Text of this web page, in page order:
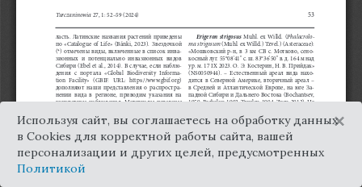
Используя сайт, вы соглашаетесь на обработку данных
в Cookies для корректной работы сайта, вашей
персонализации и других целей, предусмотренных
Политикой
×